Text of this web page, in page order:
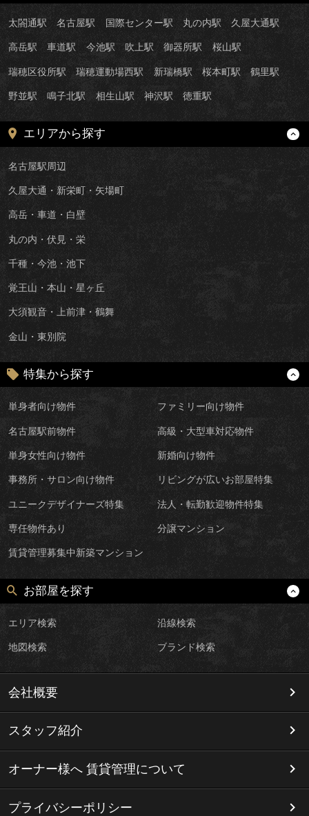
太閤通駅 名古屋駅 国際センター駅 丸の内駅 久屋大通駅
高岳駅 車道駅 今池駅 吹上駅 御器所駅 桜山駅
瑞穂区役所駅 瑞穂運動場西駅 新瑞橋駅 桜本町駅 鶴里駅
野並駅 鳴子北駅 相生山駅 神沢駅 徳重駅
エリアから探す
名古屋駅周辺
久屋大通・新栄町・矢場町
高岳・車道・白壁
丸の内・伏見・栄
千種・今池・池下
覚王山・本山・星ヶ丘
大須観音・上前津・鶴舞
金山・東別院
特集から探す
単身者向け物件 ファミリー向け物件
名古屋駅前物件 高級・大型車対応物件
単身女性向け物件 新婚向け物件
事務所・サロン向け物件 リビングが広いお部屋特集
ユニークデザイナーズ特集 法人・転勤歓迎物件特集
専任物件あり 分譲マンション
賃貸管理募集中新築マンション
お部屋を探す
エリア検索 沿線検索
地図検索 ブランド検索
会社概要
スタッフ紹介
オーナー様へ 賃貸管理について
プライバシーポリシー